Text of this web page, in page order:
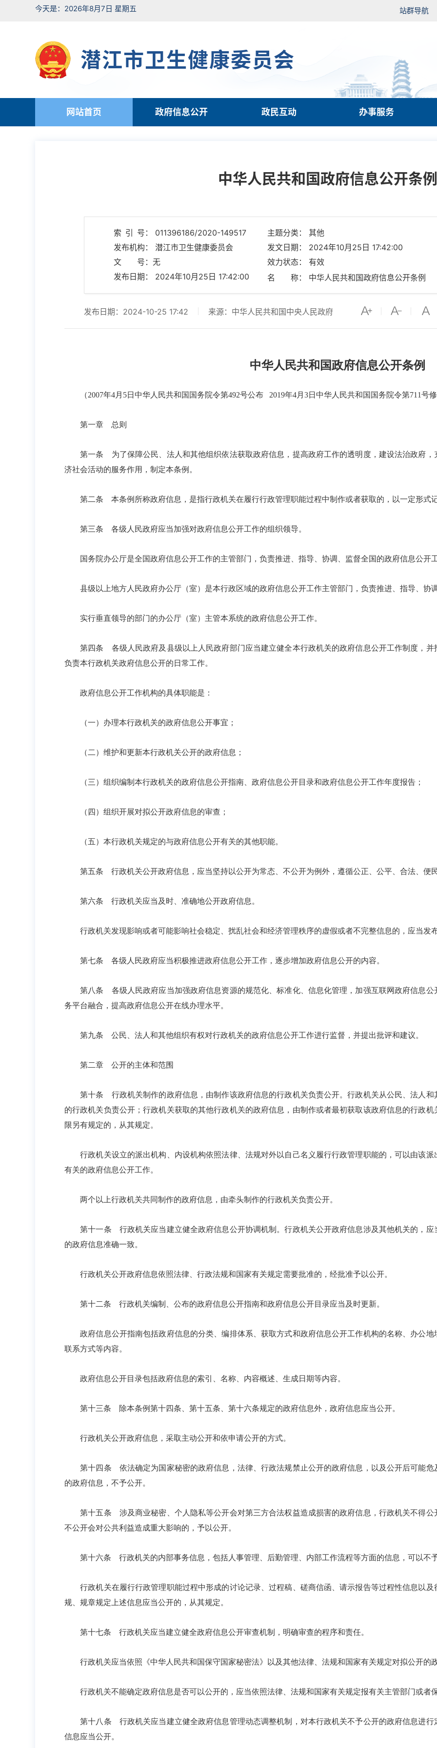
今天是：2026年8月7日 星期五 站群导航
潜江市卫生健康委员会
网站首页 政府信息公开 政民互动 办事服务
中华人民共和国政府信息公开条例
索 引 号： 011396186/2020-149517
主题分类： 其他
发布机构： 潜江市卫生健康委员会
发文日期： 2024年10月25日 17:42:00
文 号：无
效力状态： 有效
发布日期： 2024年10月25日 17:42:00
名 称： 中华人民共和国政府信息公开条例
发布日期：2024-10-25 17:42 来源：中华人民共和国中央人民政府
中华人民共和国政府信息公开条例
（2007年4月5日中华人民共和国国务院令第492号公布 2019年4月3日中华人民共和国国务院令第711号修
第一章 总则
第一条 为了保障公民、法人和其他组织依法获取政府信息，提高政府工作的透明度，建设法治政府，
济社会活动的服务作用，制定本条例。
第二条 本条例所称政府信息，是指行政机关在履行行政管理职能过程中制作或者获取的，以一定形式记
第三条 各级人民政府应当加强对政府信息公开工作的组织领导。
国务院办公厅是全国政府信息公开工作的主管部门，负责推进、指导、协调、监督全国的政府信息公开工
县级以上地方人民政府办公厅（室）是本行政区域的政府信息公开工作主管部门，负责推进、指导、协
实行垂直领导的部门的办公厅（室）主管本系统的政府信息公开工作。
第四条 各级人民政府及县级以上人民政府部门应当建立健全本行政机关的政府信息公开工作制度，并
负责本行政机关政府信息公开的日常工作。
政府信息公开工作机构的具体职能是：
（一）办理本行政机关的政府信息公开事宜；
（二）维护和更新本行政机关公开的政府信息；
（三）组织编制本行政机关的政府信息公开指南、政府信息公开目录和政府信息公开工作年度报告；
（四）组织开展对拟公开政府信息的审查；
（五）本行政机关规定的与政府信息公开有关的其他职能。
第五条 行政机关公开政府信息，应当坚持以公开为常态、不公开为例外，遵循公正、公平、合法、便民
第六条 行政机关应当及时、准确地公开政府信息。
行政机关发现影响或者可能影响社会稳定、扰乱社会和经济管理秩序的虚假或者不完整信息的，应当发布
第七条 各级人民政府应当积极推进政府信息公开工作，逐步增加政府信息公开的内容。
第八条 各级人民政府应当加强政府信息资源的规范化、标准化、信息化管理，加强互联网政府信息公
务平台融合，提高政府信息公开在线办理水平。
第九条 公民、法人和其他组织有权对行政机关的政府信息公开工作进行监督，并提出批评和建议。
第二章 公开的主体和范围
第十条 行政机关制作的政府信息，由制作该政府信息的行政机关负责公开。行政机关从公民、法人和
的行政机关负责公开；行政机关获取的其他行政机关的政府信息，由制作或者最初获取该政府信息的行政
限另有规定的，从其规定。
行政机关设立的派出机构、内设机构依照法律、法规对外以自己名义履行行政管理职能的，可以由该派
有关的政府信息公开工作。
两个以上行政机关共同制作的政府信息，由牵头制作的行政机关负责公开。
第十一条 行政机关应当建立健全政府信息公开协调机制。行政机关公开政府信息涉及其他机关的，应
的政府信息准确一致。
行政机关公开政府信息依照法律、行政法规和国家有关规定需要批准的，经批准予以公开。
第十二条 行政机关编制、公布的政府信息公开指南和政府信息公开目录应当及时更新。
政府信息公开指南包括政府信息的分类、编排体系、获取方式和政府信息公开工作机构的名称、办公地
联系方式等内容。
政府信息公开目录包括政府信息的索引、名称、内容概述、生成日期等内容。
第十三条 除本条例第十四条、第十五条、第十六条规定的政府信息外，政府信息应当公开。
行政机关公开政府信息，采取主动公开和依申请公开的方式。
第十四条 依法确定为国家秘密的政府信息，法律、行政法规禁止公开的政府信息，以及公开后可能危
的政府信息，不予公开。
第十五条 涉及商业秘密、个人隐私等公开会对第三方合法权益造成损害的政府信息，行政机关不得公
不公开会对公共利益造成重大影响的，予以公开。
第十六条 行政机关的内部事务信息，包括人事管理、后勤管理、内部工作流程等方面的信息，可以不予
行政机关在履行行政管理职能过程中形成的讨论记录、过程稿、磋商信函、请示报告等过程性信息以及
规、规章规定上述信息应当公开的，从其规定。
第十七条 行政机关应当建立健全政府信息公开审查机制，明确审查的程序和责任。
行政机关应当依照《中华人民共和国保守国家秘密法》以及其他法律、法规和国家有关规定对拟公开的政
行政机关不能确定政府信息是否可以公开的，应当依照法律、法规和国家有关规定报有关主管部门或者保
第十八条 行政机关应当建立健全政府信息管理动态调整机制，对本行政机关不予公开的政府信息进行
信息应当公开。